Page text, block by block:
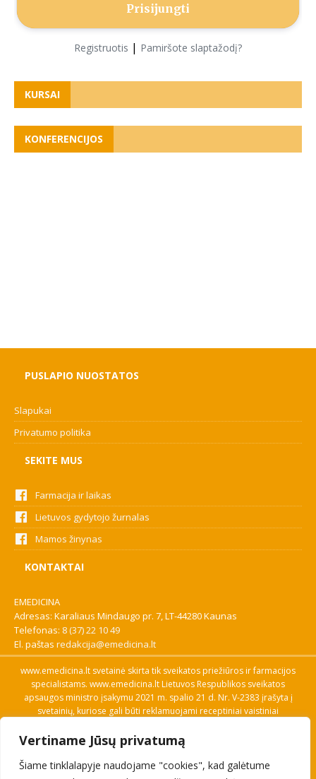
Vertiname Jūsų privatumą
Šiame tinklalapyje naudojame "cookies", kad galėtume
Registruotis | Pamiršote slaptažodį?
KURSAI
KONFERENCIJOS
PUSLAPIO NUOSTATOS
Slapukai
Privatumo politika
SEKITE MUS
Farmacija ir laikas
Lietuvos gydytojo žurnalas
Mamos žinynas
KONTAKTAI
EMEDICINA
Adresas: Karaliaus Mindaugo pr. 7, LT-44280 Kaunas
Telefonas: 8 (37) 22 10 49
El. paštas redakcija@emedicina.lt
www.emedicina.lt svetainė skirta tik sveikatos priežiūros ir farmacijos
specialistams. www.emedicina.lt Lietuvos Respublikos sveikatos
apsaugos ministro įsakymu 2021 m. spalio 21 d. Nr. V-2383 įrašyta į
svetainių, kuriose gali būti reklamuojami receptiniai vaistiniai
savo profesinę kvalifikaciją. Naudingos nuorodos: Vaistų ir medicinos
pagalbos priemonių kainų paieška, VVKT tinklalapis, Sveikatos
priežiūros ar farmacijos specialisto pranešimo apie įtariamą